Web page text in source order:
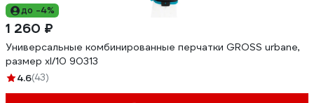
до -4%
1 260 ₽
Универсальные комбинированные перчатки GROSS urbane,
размер xl/10 90313
4.6(43)